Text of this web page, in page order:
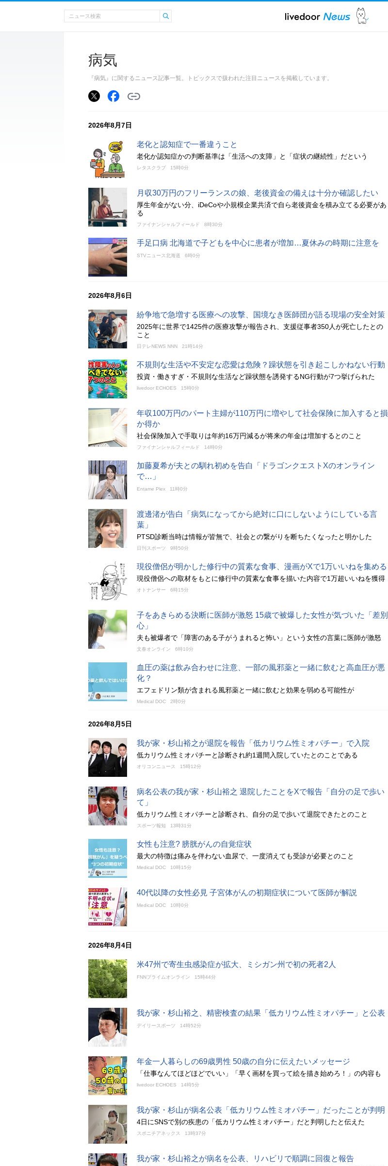
病気
『病気』に関するニュース記事一覧。トピックスで扱われた注目ニュースを掲載しています。
2026年8月7日
老化と認知症で一番違うこと
老化か認知症かの判断基準は「生活への支障」と「症状の継続性」だという
レタスクラブ 15時0分
月収30万円のフリーランスの娘、老後資金の備えは十分か確認したい
厚生年金がない分、iDeCoや小規模企業共済で自ら老後資金を積み立てる必要があ
る
ファイナンシャルフィールド 8時30分
手足口病 北海道で子どもを中心に患者が増加…夏休みの時期に注意を
STVニュース北海道 6時0分
2026年8月6日
紛争地で急増する医療への攻撃、国境なき医師団が語る現場の安全対策
2025年に世界で1425件の医療攻撃が報告され、支援従事者350人が死亡したとの
こと
日テレNEWS NNN 21時14分
不規則な生活や不安定な恋愛は危険？躁状態を引き起こしかねない行動
投資・働きすぎ・不規則な生活など躁状態を誘発するNG行動が7つ挙げられた
livedoor ECHOES 15時0分
年収100万円のパート主婦が110万円に増やして社会保険に加入すると損
か得か
社会保険加入で手取りは年約16万円減るが将来の年金は増加するとのこと
ファイナンシャルフィールド 14時0分
加藤夏希が夫との馴れ初めを告白「ドラゴンクエストXのオンライン
で…」
Entame Plex 11時0分
渡邊渚が告白「病気になってから絶対に口にしないようにしている言
葉」
PTSD診断当時は情報が皆無で、社会との繋がりを断ちたくなったと明かした
日刊スポーツ 9時50分
現役僧侶が明かした修行中の質素な食事、漫画がXで1万いいねを集める
現役僧侶への取材をもとに修行中の質素な食事を描いた内容で1万超いいねを獲得
オトナンサー 6時15分
子をあきらめる決断に医師が激怒 15歳で被爆した女性が気づいた「差別
心」
夫も被爆者で「障害のある子がうまれると怖い」という女性の言葉に医師が激怒
文春オンライン 6時10分
血圧の薬は飲み合わせに注意、一部の風邪薬と一緒に飲むと高血圧が悪
化？
エフェドリン類が含まれる風邪薬と一緒に飲むと効果を弱める可能性が
Medical DOC 2時0分
2026年8月5日
我が家・杉山裕之が退院を報告「低カリウム性ミオパチー」で入院
低カリウム性ミオパチーと診断され約1週間入院していたとのことである
オリコンニュース 15時12分
病名公表の我が家・杉山裕之 退院したことをXで報告「自分の足で歩い
て」
低カリウム性ミオパチーと診断され、自分の足で歩いて退院できたとのこと
スポーツ報知 13時31分
女性も注意? 膀胱がんの自覚症状
最大の特徴は痛みを伴わない血尿で、一度消えても受診が必要とのこと
Medical DOC 10時15分
40代以降の女性必見 子宮体がんの初期症状について医師が解説
Medical DOC 10時0分
2026年8月4日
米47州で寄生虫感染症が拡大、ミシガン州で初の死者2人
FNNプライムオンライン 15時44分
我が家・杉山裕之、精密検査の結果「低カリウム性ミオパチー」と公表
デイリースポーツ 14時52分
年金一人暮らしの69歳男性 50歳の自分に伝えたいメッセージ
「仕事なんてほどほどでいい」「早く画材を買って絵を描き始めろ！」の内容も
livedoor ECHOES 14時5分
我が家・杉山が病名公表「低カリウム性ミオパチー」だったことが判明
4日にSNSで別の疾患の「低カリウム性ミオパチー」だと判明したと伝えた
スポニチアネックス 13時37分
我が家・杉山裕之が病名を公表、リハビリで順調に回復と報告